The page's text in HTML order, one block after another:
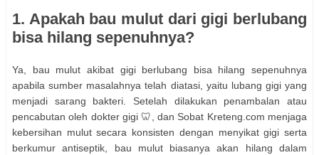
1. Apakah bau mulut dari gigi berlubang
bisa hilang sepenuhnya?
Ya, bau mulut akibat gigi berlubang bisa hilang sepenuhnya
apabila sumber masalahnya telah diatasi, yaitu lubang gigi yang
menjadi sarang bakteri. Setelah dilakukan penambalan atau
pencabutan oleh dokter gigi 🦷, dan Sobat Kreteng.com menjaga
kebersihan mulut secara konsisten dengan menyikat gigi serta
berkumur antiseptik, bau mulut biasanya akan hilang dalam